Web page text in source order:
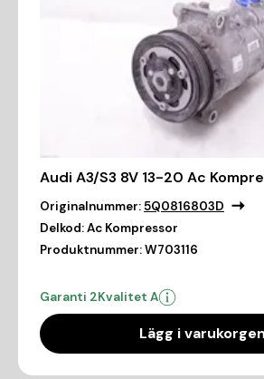
Audi A3/S3 8V 13-20 Ac
Originalnummer:5Q0816803D
Delkod:Ac Kompressor
Produktnummer:W703116
Garanti 2Kvalitet A
Lägg i varukorgen